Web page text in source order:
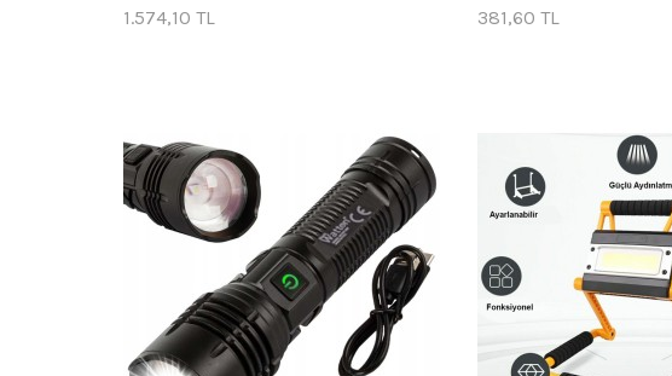
1.574,10 TL
381,60 TL